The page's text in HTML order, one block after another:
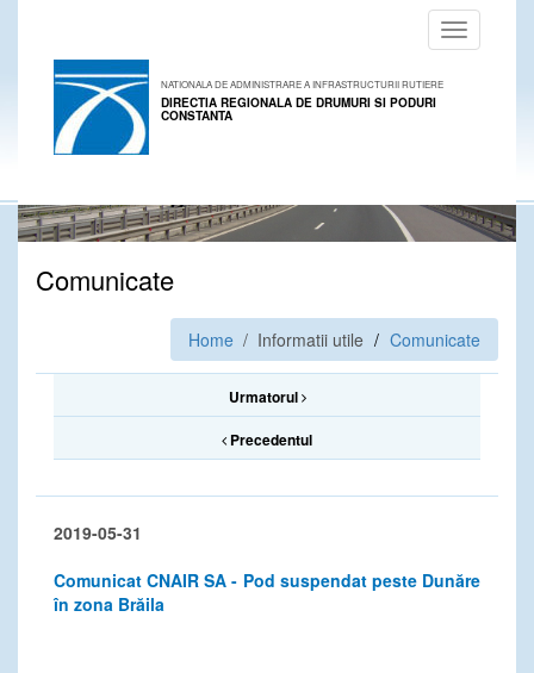
Toggle
navigation
NATIONALA DE ADMINISTRARE A INFRASTRUCTURII RUTIERE
DIRECTIA REGIONALA DE DRUMURI SI PODURI
CONSTANTA
Comunicate
Home / Informatii utile Comunicate
Urmatorul
Precedentul
2019-05-31
Comunicat CNAIR SA - Pod suspendat peste Dunăre
în zona Brăila